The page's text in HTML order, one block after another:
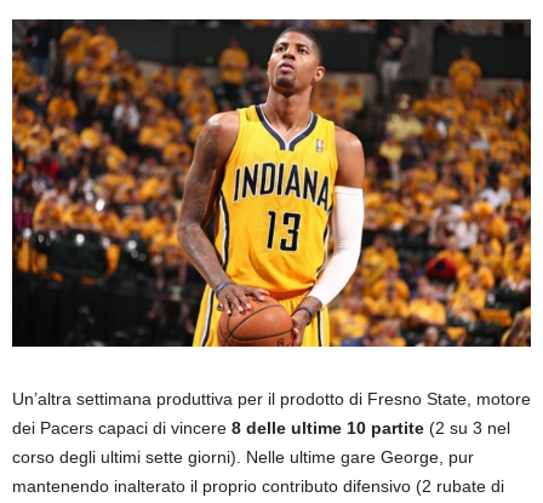
Un’altra settimana produttiva per il prodotto di Fresno State, motore
dei Pacers capaci di vincere 8 delle ultime 10 partite (2 su 3 nel
corso degli ultimi sette giorni). Nelle ultime gare George, pur
mantenendo inalterato il proprio contributo difensivo (2 rubate di